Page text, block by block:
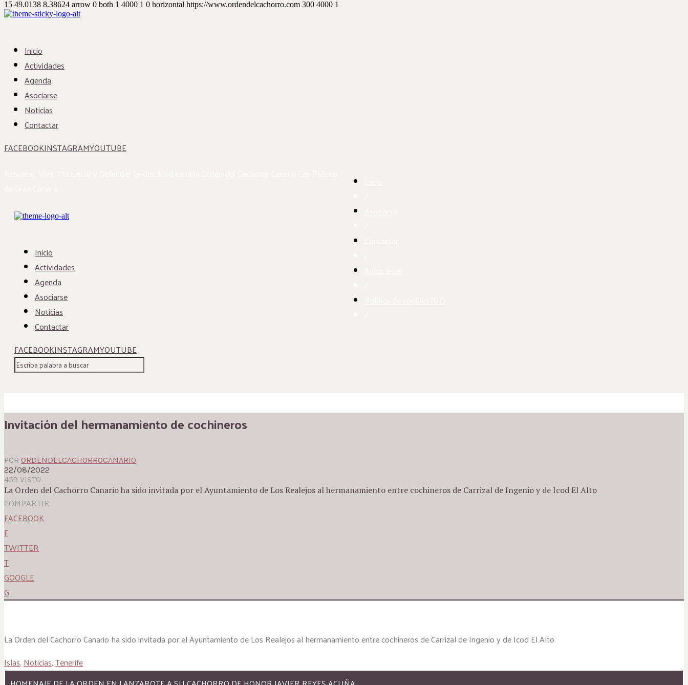
15 49.0138 8.38624 arrow 0 both 1 4000 1 0 horizontal https://www.ordendelcachorro.com 300 4000 1
Inicio
Actividades
Agenda
Asociarse
Noticias
Contactar
FACEBOOKINSTAGRAMYOUTUBE
Inicio
Actividades
Agenda
Asociarse
Noticias
Contactar
FACEBOOKINSTAGRAMYOUTUBE
Invitación del hermanamiento de cochineros
POR ORDENDELCACHORROCANARIO
22/08/2022
459 VISTO
La Orden del Cachorro Canario ha sido invitada por el Ayuntamiento de Los Realejos al hermanamiento entre cochineros de Carrizal de Ingenio y de Icod El Alto
COMPARTIR
FACEBOOK
F
TWITTER
T
GOOGLE
G
La Orden del Cachorro Canario ha sido invitada por el Ayuntamiento de Los Realejos al hermanamiento entre cochineros de Carrizal de Ingenio y de Icod El Alto
Islas,Noticias,Tenerife